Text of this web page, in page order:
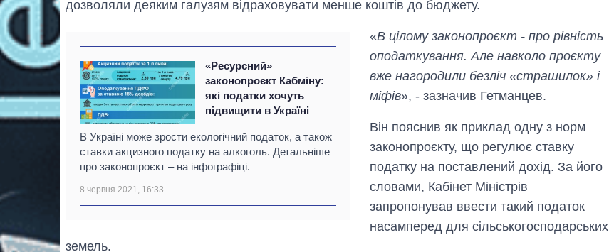
дозволяли деяким галузям відраховувати менше коштів до бюджету.
«Ресурсний»
законопроєкт Кабміну:
які податки хочуть
підвищити в Україні
В Україні може зрости екологічний податок, а також
ставки акцизного податку на алкоголь. Детальніше
про законопроєкт – на інфографіці.
8 червня 2021, 16:33
«В цілому законопроєкт - про рівність
оподаткування. Але навколо проєкту
вже нагородили безліч «страшилок» і
міфів», - зазначив Гетманцев.
Він пояснив як приклад одну з норм
законопроєкту, що регулює ставку
податку на поставлений дохід. За його
словами, Кабінет Міністрів
запропонував ввести такий податок
насамперед для сільськогосподарських
земель.